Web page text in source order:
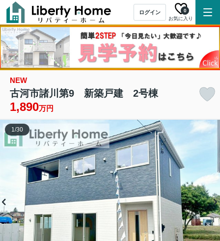
ログイン
お気に入り
0
NEW
古河市諸川第9 新築戸建 2号棟
1,890万円
1 /30